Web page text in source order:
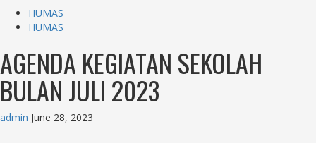
HUMAS
HUMAS
AGENDA KEGIATAN SEKOLAH
BULAN JULI 2023
admin June 28, 2023